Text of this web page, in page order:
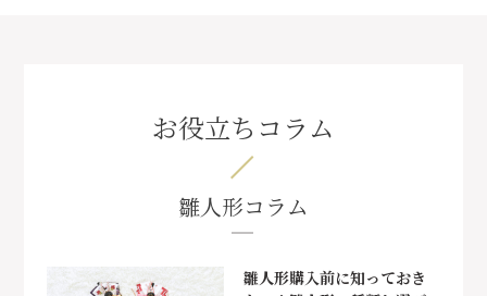
お役立ちコラム
雛人形コラム
雛人形購入前に知っておき